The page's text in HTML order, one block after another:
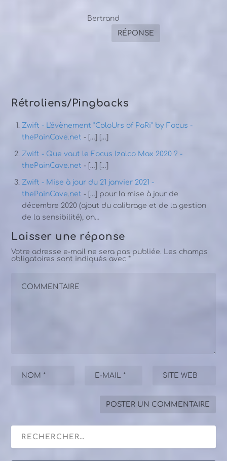
Bertrand
RÉPONSE
Rétroliens/Pingbacks
Zwift - L'évènement "ColoUrs of PaRi" by Focus -
thePainCave.net - […] […]
Zwift - Que vaut le Focus Izalco Max 2020 ? -
thePainCave.net - […] […]
Zwift - Mise à jour du 21 janvier 2021 -
thePainCave.net - […] pour la mise à jour de
décembre 2020 (ajout du calibrage et de la gestion
de la sensibilité), on…
Laisser une réponse
Votre adresse e-mail ne sera pas publiée.
Les champs
obligatoires sont indiqués avec*